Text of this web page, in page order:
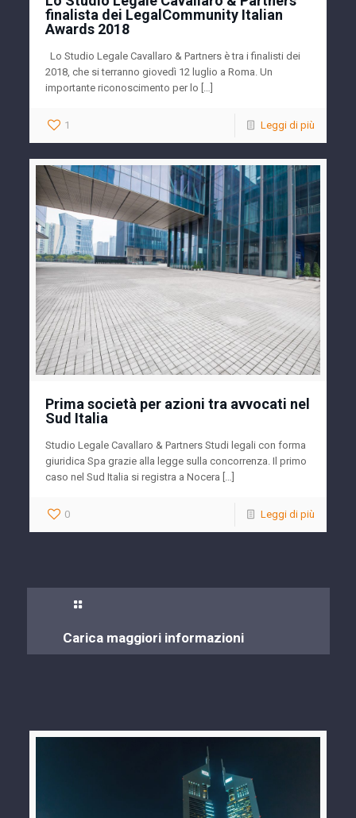
finalista dei LegalCommunity Italian
Awards 2018
Lo Studio Legale Cavallaro & Partners è tra i finalisti dei
2018, che si terranno giovedì 12 luglio a Roma. Un
importante riconoscimento per lo […]
1 Leggi di più
Prima società per azioni tra avvocati nel
Sud Italia
Studio Legale Cavallaro & Partners Studi legali con forma
giuridica Spa grazie alla legge sulla concorrenza. Il primo
caso nel Sud Italia si registra a Nocera […]
0 Leggi di più
Carica maggiori informazioni